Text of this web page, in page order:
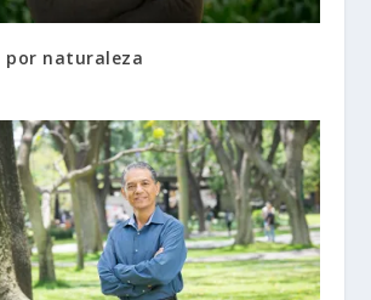
por naturaleza